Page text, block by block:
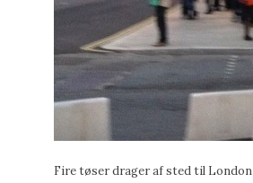
Fire tøser drager af sted til London